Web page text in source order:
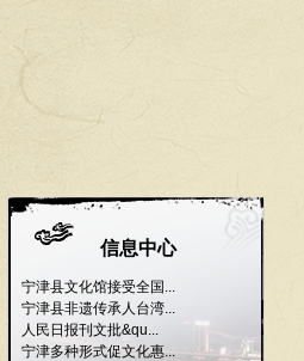
信息中心
宁津县文化馆接受全国...
宁津县非遗传承人台湾...
人民日报刊文批&qu...
宁津多种形式促文化惠...